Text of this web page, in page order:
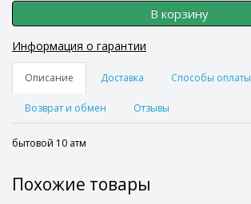
В корзину
Информация о гарантии
Описание Доставка Способы оплаты
Возврат и обмен Отзывы
бытовой 10 атм
Похожие товары